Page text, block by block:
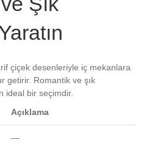
çiçek desenleriyle iç mekanlara
getirir. Romantik ve şık
ideal bir seçimdir.
Açıklama
—